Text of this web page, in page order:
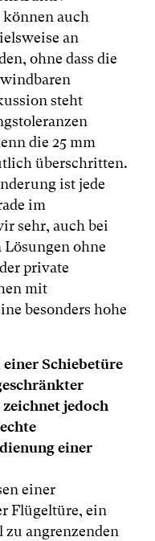
können auch
an
ohne dass die
steht
die 25 mm
überschritten.
ist jede
im
sehr, auch bei
ohne
private
mit
besonders hohe
einer Schiebetüre
jedoch
einer
einer
Flügeltüre, ein
zu angrenzenden